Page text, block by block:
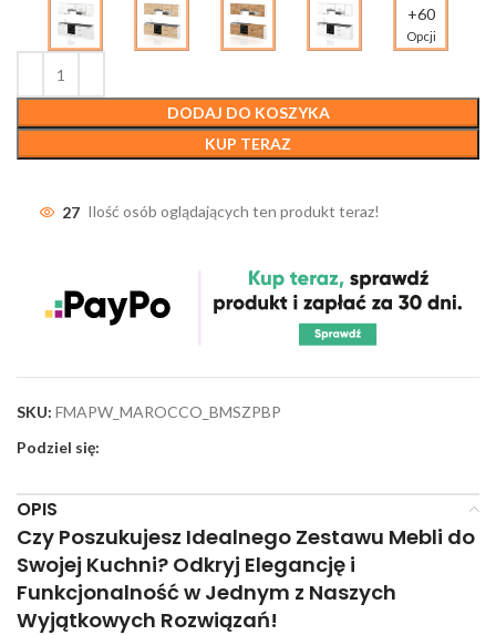
+60
Opcji
DODAJ DO KOSZYKA
KUP TERAZ
27 Ilość osób oglądających ten produkt teraz!
SKU: FMAPW_MAROCCO_BMSZPBP
Podziel się:
OPIS
Czy Poszukujesz Idealnego Zestawu Mebli do
Swojej Kuchni? Odkryj Elegancję i
Funkcjonalność w Jednym z Naszych
Wyjątkowych Rozwiązań!